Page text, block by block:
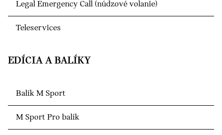
Legal Emergency Call (núdzové volanie)
Teleservices
EDÍCIA A BALÍKY
Balík M Sport
M Sport Pro balík